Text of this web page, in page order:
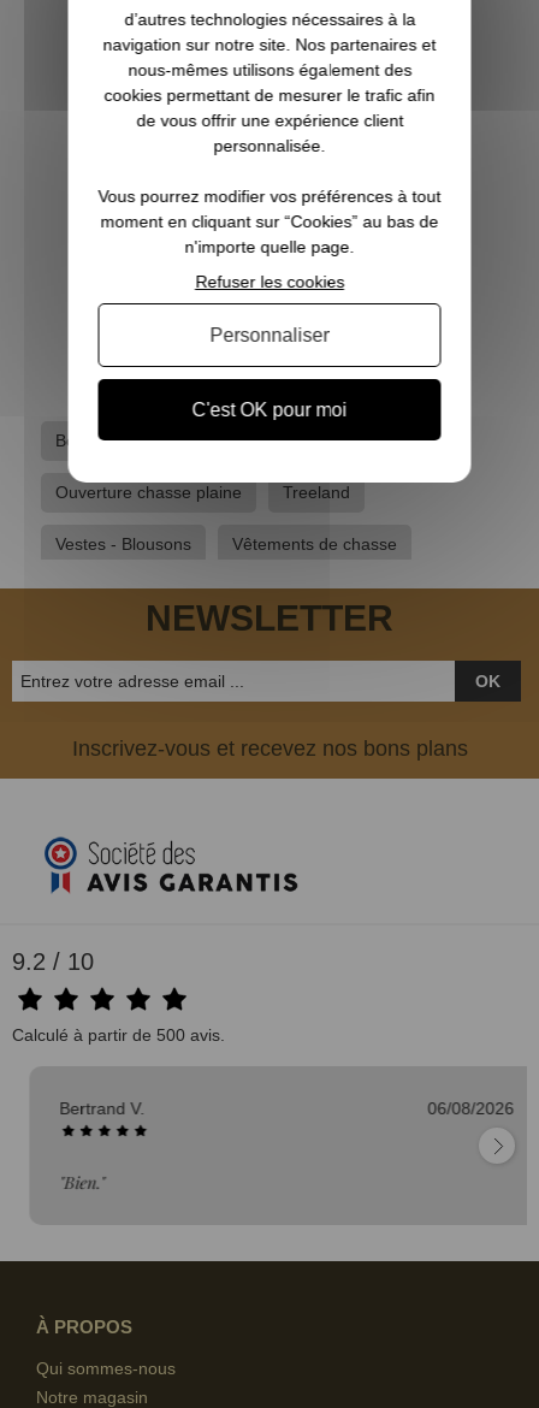
Tour de cou polaire réversible vert / orange SOMLYS
18,70 €
Bonnes affaires Marques
Ouverture chasse plaine Treeland
Vestes - Blousons Vêtements de chasse
NEWSLETTER
OK
Inscrivez-vous et recevez nos bons plans
9.2 / 10
Calculé à partir de 500 avis.
Bertrand V. 06/08/2026
"Bien."
À PROPOS
Qui sommes-nous
Notre magasin
d’autres technologies nécessaires à la
navigation sur notre site. Nos partenaires et
nous-mêmes utilisons également des
cookies permettant de mesurer le trafic afin
de vous offrir une expérience client
personnalisée.
Vous pourrez modifier vos préférences à tout
moment en cliquant sur “Cookies” au bas de
n'importe quelle page.
C'est OK pour moi
Refuser les cookies
Personnaliser